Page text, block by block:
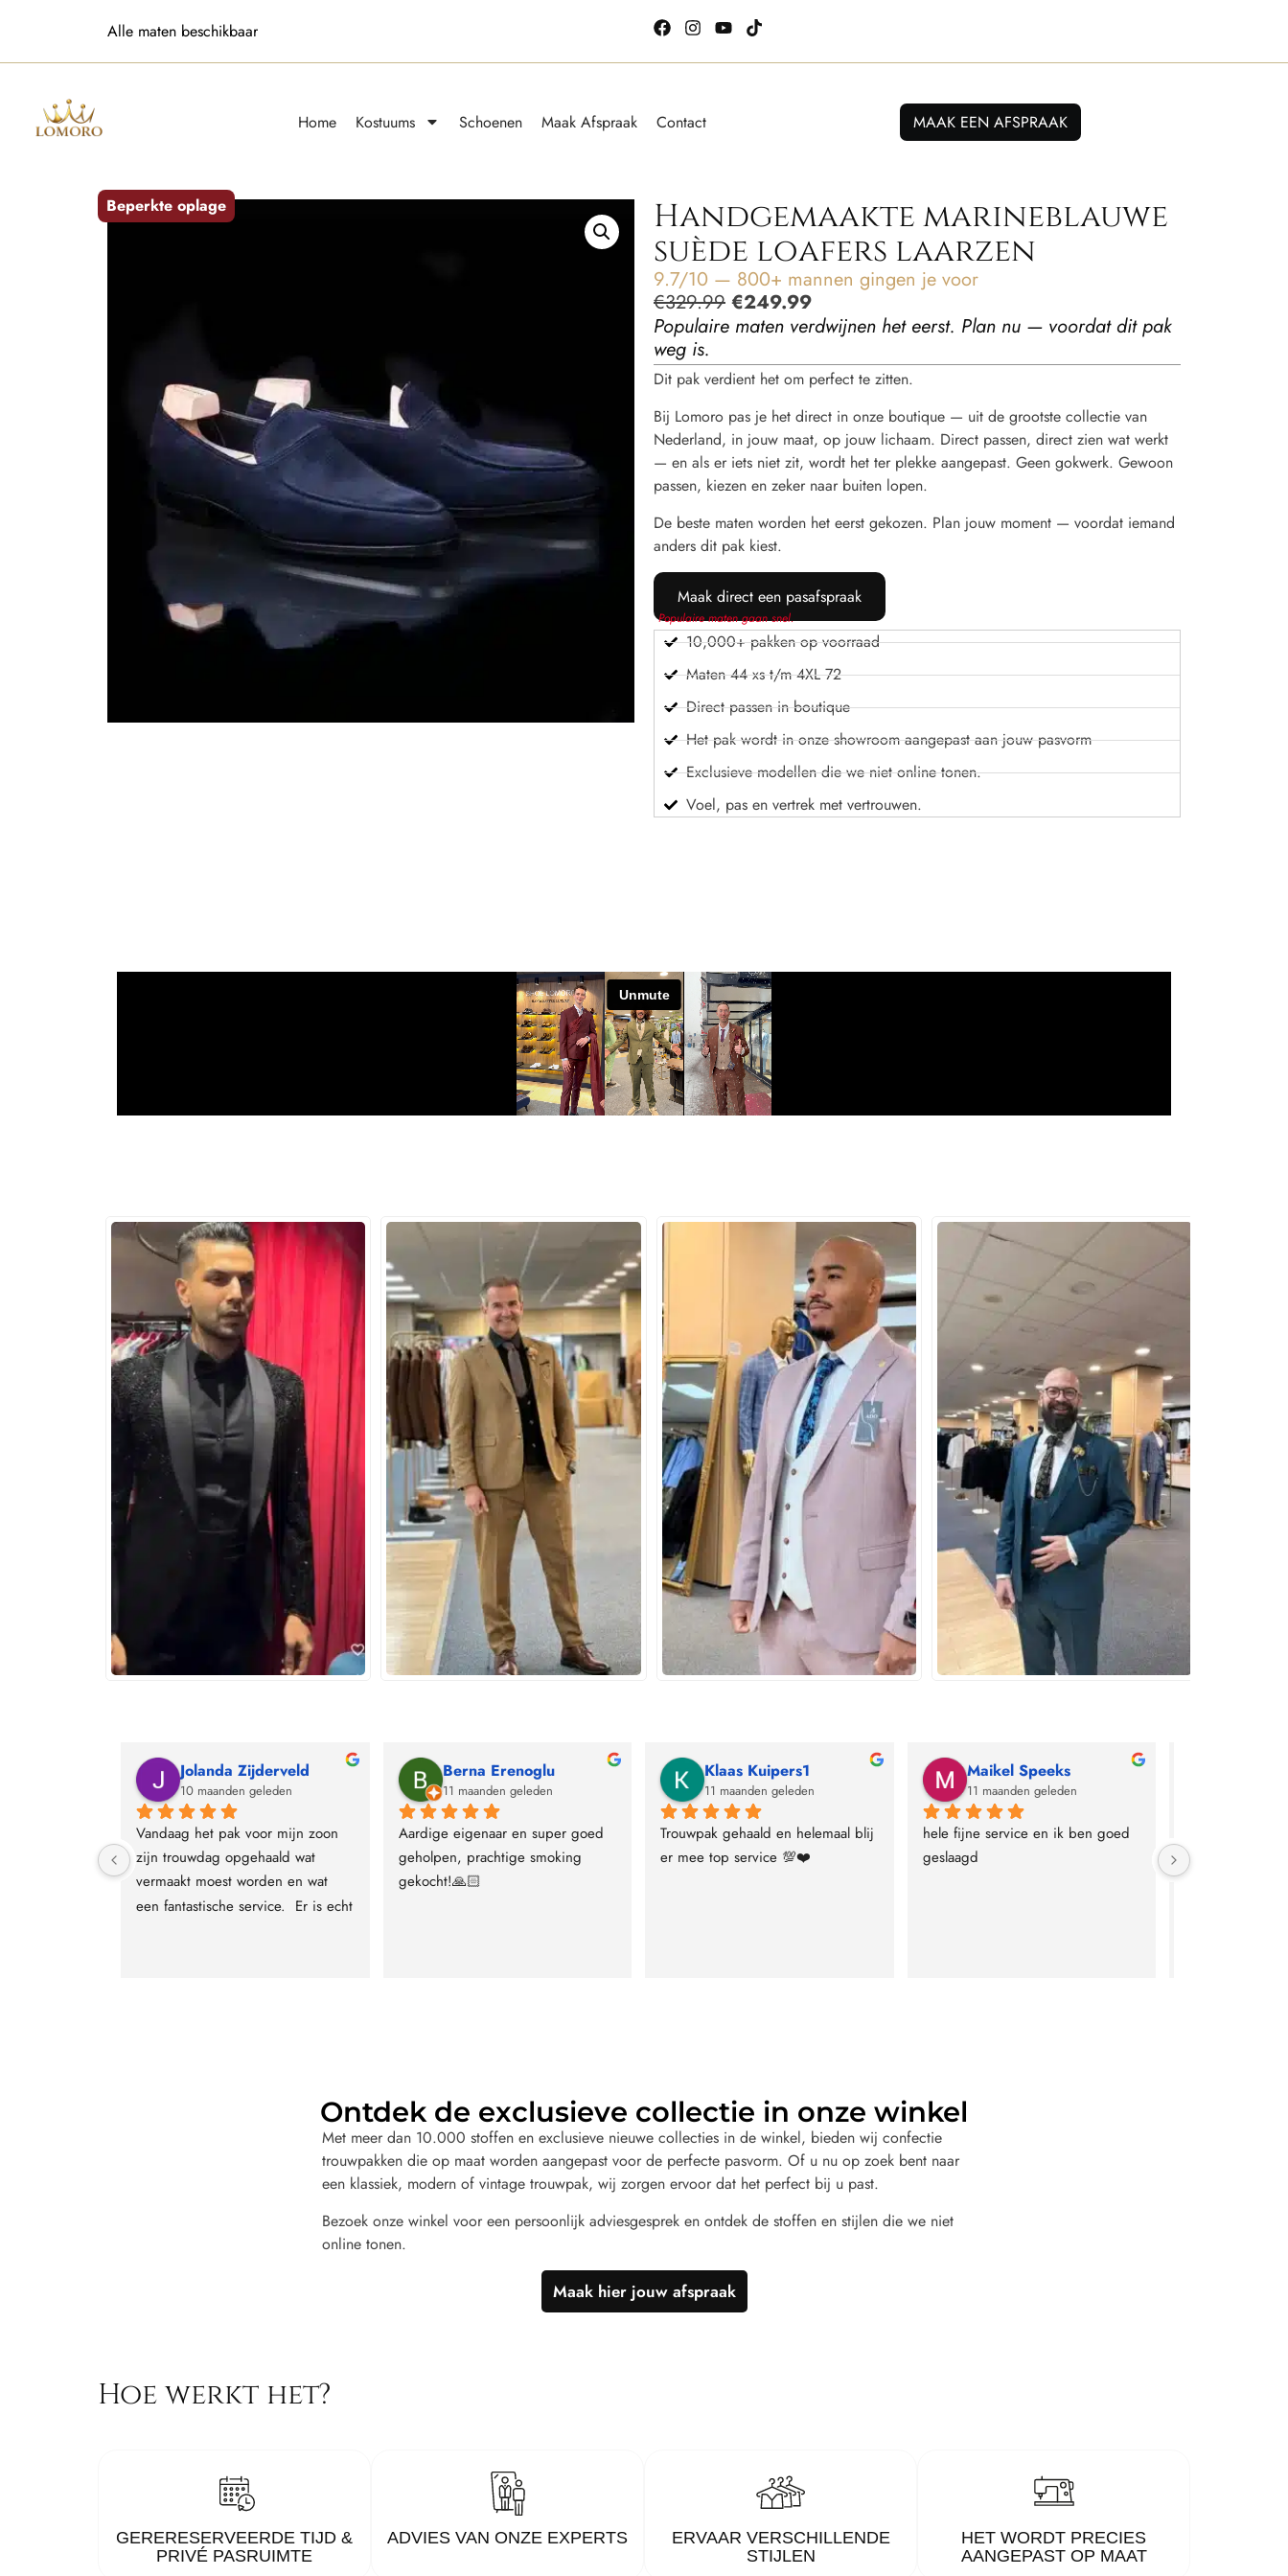
9.8/10 ⭐️⭐️⭐️⭐️⭐️
Home Kostuums Schoenen Maak Afspraak Contact MAAK EEN AFSPRAAK
Beperkte oplage
Handgemaakte marineblauwe
suède loafers laarzen
9.7/10 — 800+ mannen gingen je voor
€329.99 €249.99
Populaire maten verdwijnen het eerst. Plan nu — voordat dit pak
weg is.
Dit pak verdient het om perfect te zitten.
Bij Lomoro pas je het direct in onze boutique — uit de grootste collectie van
Nederland, in jouw maat, op jouw lichaam. Direct passen, direct zien wat werkt
— en als er iets niet zit, wordt het ter plekke aangepast. Geen gokwerk. Gewoon
passen, kiezen en zeker naar buiten lopen.
De beste maten worden het eerst gekozen. Plan jouw moment — voordat iemand
anders dit pak kiest.
Maak direct een pasafspraak
Populaire maten gaan snel.
10,000+ pakken op voorraad
Maten 44 xs t/m 4XL 72
Direct passen in boutique
Het pak wordt in onze showroom aangepast aan jouw pasvorm
Exclusieve modellen die we niet online tonen.
Voel, pas en vertrek met vertrouwen.
Jolanda Zijderveld
10 maanden geleden
Vandaag het pak voor mijn zoon
zijn trouwdag opgehaald wat
vermaakt moest worden en wat
een fantastische service.  Er is echt
Berna Erenoglu
11 maanden geleden
Aardige eigenaar en super goed
geholpen, prachtige smoking
gekocht!🙏🏻
Klaas Kuipers1
11 maanden geleden
Trouwpak gehaald en helemaal blij
er mee top service 💯❤️
Maikel Speeks
11 maanden geleden
hele fijne service en ik ben goed
geslaagd
Ontdek de exclusieve collectie in onze winkel
Met meer dan 10.000 stoffen en exclusieve nieuwe collecties in de winkel, bieden wij confectie
trouwpakken die op maat worden aangepast voor de perfecte pasvorm. Of u nu op zoek bent naar
een klassiek, modern of vintage trouwpak, wij zorgen ervoor dat het perfect bij u past.
Bezoek onze winkel voor een persoonlijk adviesgesprek en ontdek de stoffen en stijlen die we niet
online tonen.
Maak hier jouw afspraak
Hoe werkt het?
GERERESERVEERDE TIJD &
PRIVÉ PASRUIMTE
ADVIES VAN ONZE EXPERTS
ERVAAR VERSCHILLENDE
STIJLEN
HET WORDT PRECIES
AANGEPAST OP MAAT